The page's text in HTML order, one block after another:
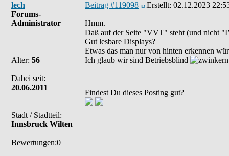
lech
Forums-
Administrator
Alter: 56
Dabei seit:
20.06.2011
Stadt / Stadtteil:
Innsbruck Wilten
Bewertungen:0
Beitrag #119098 Erstellt: 02.12.2023
Hmm.
Daß auf der Seite "VVT" steht (und nicht
Gut lesbare Displays?
Etwas das man nur von hinten erkennen
Ich glaub wir sind Betriebsblind
Findest Du dieses Posting gut?